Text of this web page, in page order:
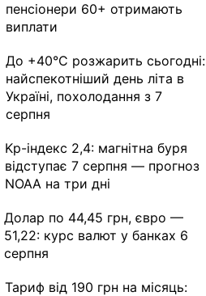
пенсіонери 60+ отримають
виплати
До +40°С розжарить сьогодні:
найспекотніший день літа в
Україні, похолодання з 7
серпня
Kp-індекс 2,4: магнітна буря
відступає 7 серпня — прогноз
NOAA на три дні
Долар по 44,45 грн, євро —
51,22: курс валют у банках 6
серпня
Тариф від 190 грн на місяць: